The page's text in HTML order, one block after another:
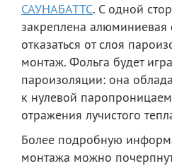
САУНАБАТТС. С одной
закреплена алюминиевая
отказаться от слоя
монтаж. Фольга будет
пароизоляции: она
к нулевой
отражения лучистого
Более подробную
монтажа можно